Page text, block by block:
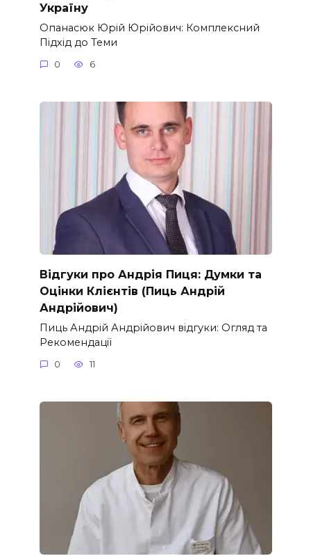
Україну
Опанасюк Юрій Юрійович: Комплексний
Підхід до Теми
0 6
Відгуки про Андрія Пиця: Думки та
Оцінки Клієнтів (Пиць Андрій
Андрійович)
Пиць Андрій Андрійович відгуки: Огляд та
Рекомендації
0 11